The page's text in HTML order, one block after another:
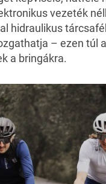
vezeték
hidraulikus
– ezen túl
a bringákra.